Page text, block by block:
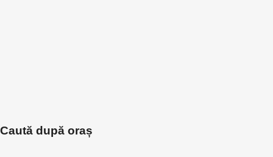
Caută după oraș